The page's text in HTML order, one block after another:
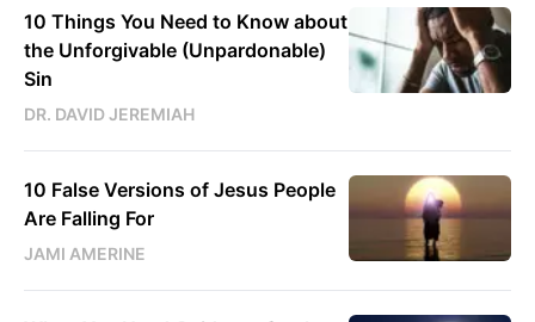
10 Things You Need to Know about
the Unforgivable (Unpardonable)
Sin
DR. DAVID JEREMIAH
10 False Versions of Jesus People
Are Falling For
JAMI AMERINE